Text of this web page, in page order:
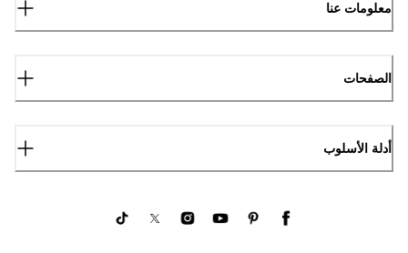
معلومات عنا
الصفحات
أدلة الأسلوب